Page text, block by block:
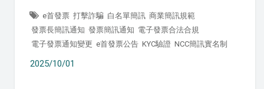
e首發票 打擊詐騙 白名單簡訊 商業簡訊規範
發票長簡訊通知 發票簡訊通知 電子發票合法合規
電子發票通知變更 e首發票公告 KYC驗證 NCC簡訊實名制
2025/10/01